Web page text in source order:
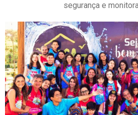
segurança e